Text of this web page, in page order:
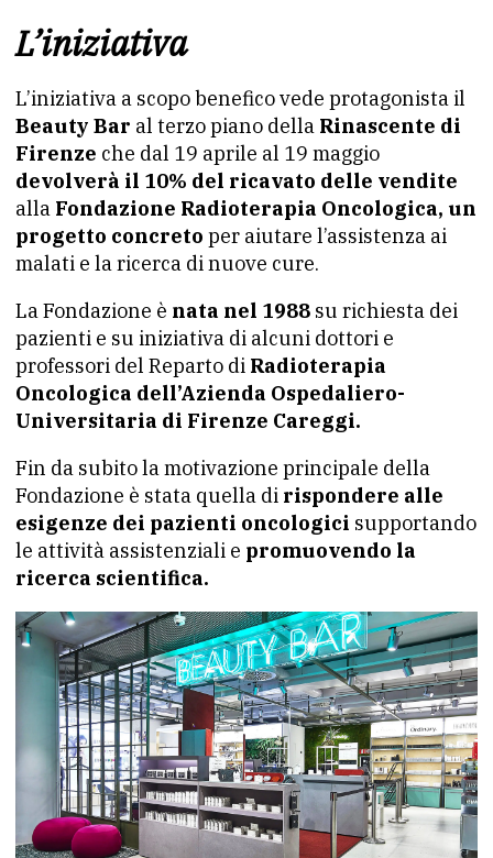
L’iniziativa
L’iniziativa a scopo benefico vede protagonista il
Beauty Bar al terzo piano della Rinascente di
Firenze che dal 19 aprile al 19 maggio
devolverà il 10% del ricavato delle vendite
alla Fondazione Radioterapia Oncologica, un
progetto concreto per aiutare l’assistenza ai
malati e la ricerca di nuove cure.
La Fondazione è nata nel 1988 su richiesta dei
pazienti e su iniziativa di alcuni dottori e
professori del Reparto di Radioterapia
Oncologica dell’Azienda Ospedaliero-
Universitaria di Firenze Careggi.
Fin da subito la motivazione principale della
Fondazione è stata quella di rispondere alle
esigenze dei pazienti oncologici supportando
le attività assistenziali e promuovendo la
ricerca scientifica.